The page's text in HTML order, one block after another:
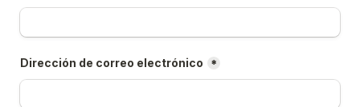
Dirección de correo electrónico *